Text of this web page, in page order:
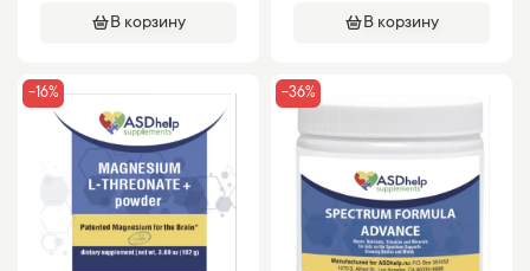
В корзину В корзину
-16% -36%